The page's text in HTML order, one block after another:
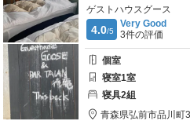
ゲストハウスグース
4.0/5
Very Good
3件の評価
個室
寝室1室
寝具2組
青森県弘前市品川町